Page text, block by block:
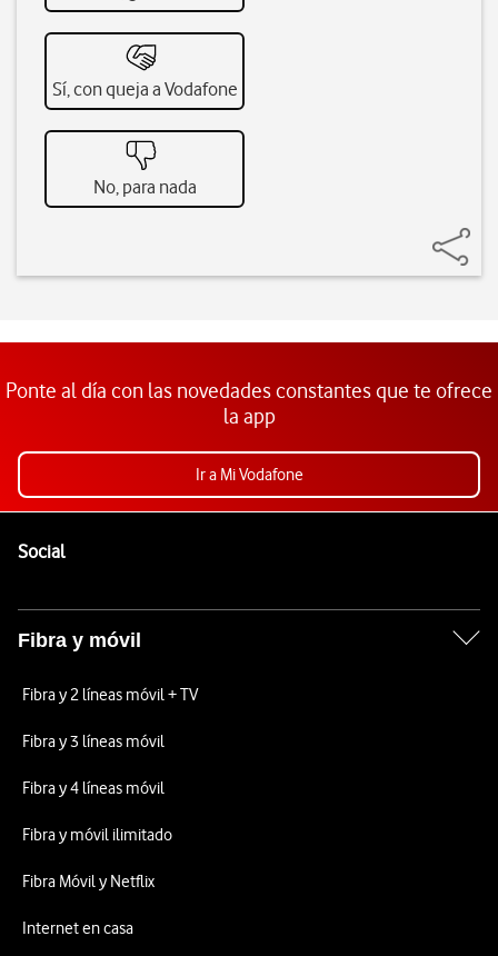
Sí, con queja a Vodafone
No, para nada
Ponte al día con las novedades constantes que te ofrece
la app
Ir a Mi Vodafone
SocialEnlaces a las redes sociales de Vodafone
Fibra y móvil
Fibra y 2 líneas móvil + TV
Fibra y 3 líneas móvil
Fibra y 4 líneas móvil
Fibra y móvil ilimitado
Fibra Móvil y Netflix
Internet en casa